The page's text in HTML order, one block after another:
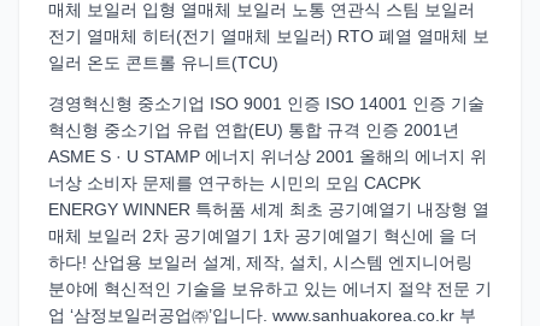
매체 보일러 입형 열매체 보일러 노통 연관식 스팀 보일러
전기 열매체 히터(전기 열매체 보일러) RTO 폐열 열매체 보
일러 온도 콘트롤 유니트(TCU)
경영혁신형 중소기업 ISO 9001 인증 ISO 14001 인증 기술
혁신형 중소기업 유럽 연합(EU) 통합 규격 인증 2001년
ASME S · U STAMP 에너지 위너상 2001 올해의 에너지 위
너상 소비자 문제를 연구하는 시민의 모임 CACPK
ENERGY WINNER 특허품 세계 최초 공기예열기 내장형 열
매체 보일러 2차 공기예열기 1차 공기예열기 혁신에 을 더
하다! 산업용 보일러 설계, 제작, 설치, 시스템 엔지니어링
분야에 혁신적인 기술을 보유하고 있는 에너지 절약 전문 기
업 ‘삼정보일러공업㈜’입니다. www.sanhuakorea.co.kr 부